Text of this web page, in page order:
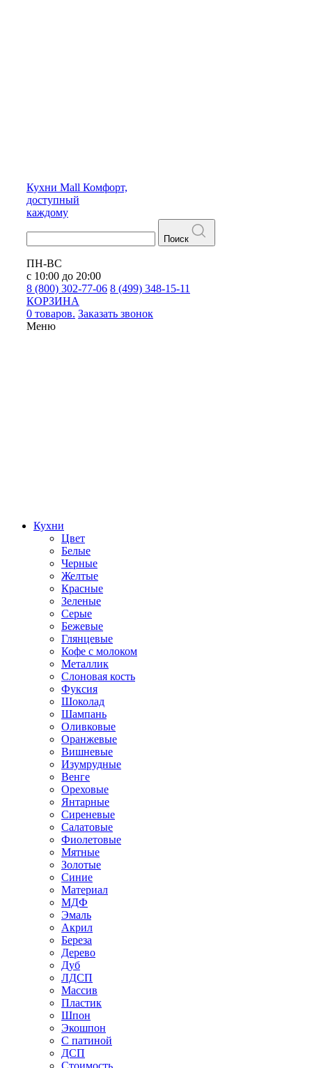
Кухни Mall Комфорт,
доступный
каждому
Поиск
ПН-ВС
с 10:00 до 20:00
8 (800) 302-77-06 8 (499) 348-15-11
КОРЗИНА
0 товаров. Заказать звонок
Меню
Кухни
Цвет
Белые
Черные
Желтые
Красные
Зеленые
Серые
Бежевые
Глянцевые
Кофе с молоком
Металлик
Слоновая кость
Фуксия
Шоколад
Шампань
Оливковые
Оранжевые
Вишневые
Изумрудные
Венге
Ореховые
Янтарные
Сиреневые
Салатовые
Фиолетовые
Мятные
Золотые
Синие
Материал
МДФ
Эмаль
Акрил
Береза
Дерево
Дуб
ЛДСП
Массив
Пластик
Шпон
Экошпон
С патиной
ДСП
Стоимость